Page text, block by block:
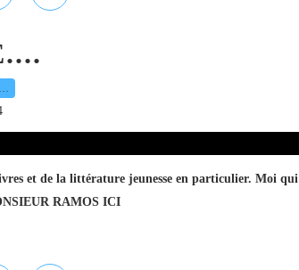
…
et de la littérature jeunesse en particulier. Moi qui
RAMOS ICI